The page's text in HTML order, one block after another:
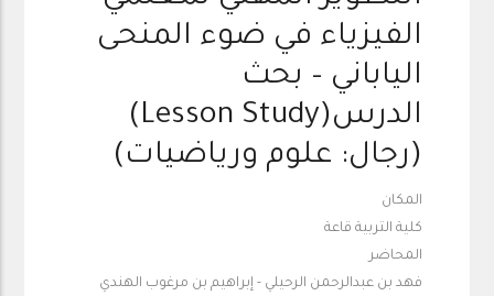
الفيزياء في ضوء المنحى
الياباني – بحث
الدرس(Lesson Study)
(رجال: علوم ورياضيات)
المكان
كلية التربية قاعة
المحاضر
فهد بن عبدالرحمن الرحيلي - إبراهيم بن مرغوب الهندي